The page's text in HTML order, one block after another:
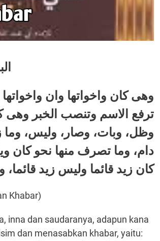
وهى كان واخواتها وان واخواتها
ترفع الاسم وتنصب الخبر
وظل، وبات، وصار، وليس، وما
دام، وما تصرف منها نحو كان
كان زيد قائما وليس زيد
Khabar)
inna dan saudaranya, adapun kana
dan menasabkan khabar, yaitu: